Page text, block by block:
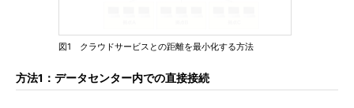
図1 クラウドサービスとの距離を最小化する方法
方法1：データセンター内での直接接続